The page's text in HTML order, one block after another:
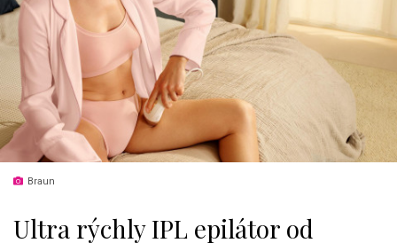
Braun
Ultra rýchly IPL epilátor od